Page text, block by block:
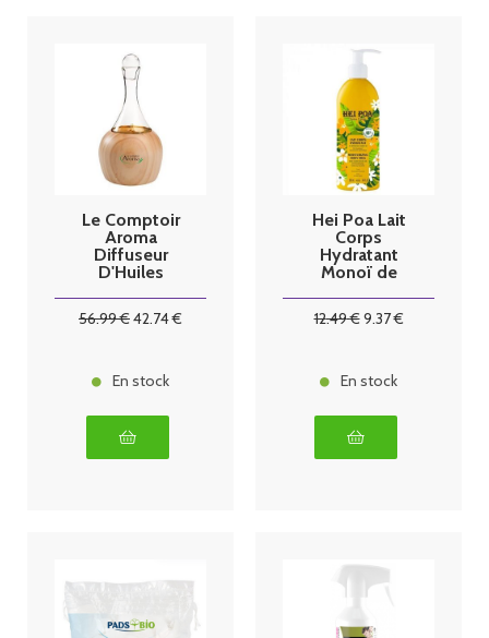
Le Comptoir
Aroma
Diffuseur
D'Huiles
56.99€42.74€
En stock
Hei Poa Lait
Corps
Hydratant
Monoï de
12.49€9.37€
En stock